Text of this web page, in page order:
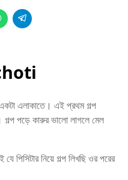
এলাকাতে। এই প্রথম গল্প
পড়ে কারুর ভালো লাগলে মেল
নিয়ে গল্প লিখছি ওর পরের